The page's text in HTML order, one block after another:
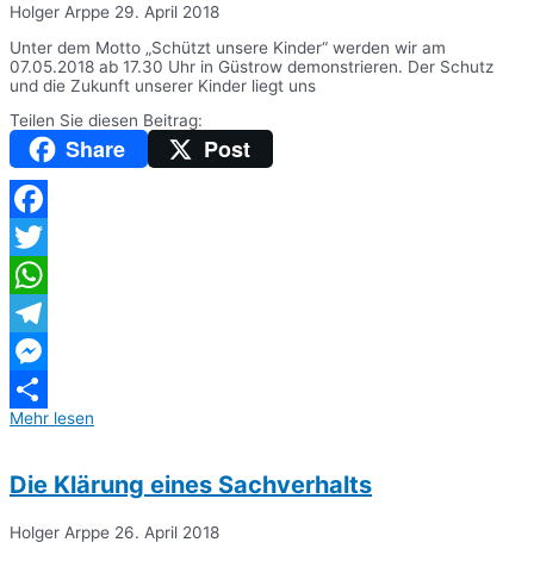
Holger Arppe 29. April 2018
Unter dem Motto „Schützt unsere Kinder“ werden wir am
07.05.2018 ab 17.30 Uhr in Güstrow demonstrieren. Der Schutz
und die Zukunft unserer Kinder liegt uns
Teilen Sie diesen Beitrag:
Share Post
Facebook
Twitter
WhatsApp
Telegram
Messenger
Teilen
Mehr lesen
Die Klärung eines Sachverhalts
Holger Arppe 26. April 2018